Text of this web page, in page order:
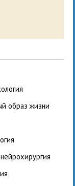
образ жизни
нейрохирургия